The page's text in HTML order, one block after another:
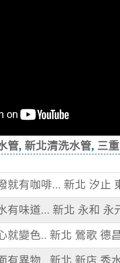
管, 新北清洗水管, 三
就有咖啡... 新北 汐止
有味道... 新北 永和 永
就變色.. 新北 鶯歌 德
有異物.. 新北 新店 秀